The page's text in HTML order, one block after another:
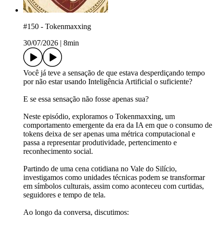
#150 - Tokenmaxxing
30/07/2026
8min
Você já teve a sensação de que estava desperdiçando tempo
por não estar usando Inteligência Artificial o suficiente?
E se essa sensação não fosse apenas sua?
Neste episódio, exploramos o Tokenmaxxing, um
comportamento emergente da era da IA em que o consumo de
tokens deixa de ser apenas uma métrica computacional e
passa a representar produtividade, pertencimento e
reconhecimento social.
Partindo de uma cena cotidiana no Vale do Silício,
investigamos como unidades técnicas podem se transformar
em símbolos culturais, assim como aconteceu com curtidas,
seguidores e tempo de tela.
Ao longo da conversa, discutimos: